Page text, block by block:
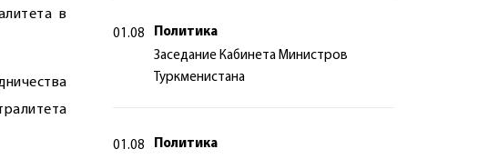
в
01.08
Политика
Заседание Кабинета Министров
Туркменистана
01.08
Политика